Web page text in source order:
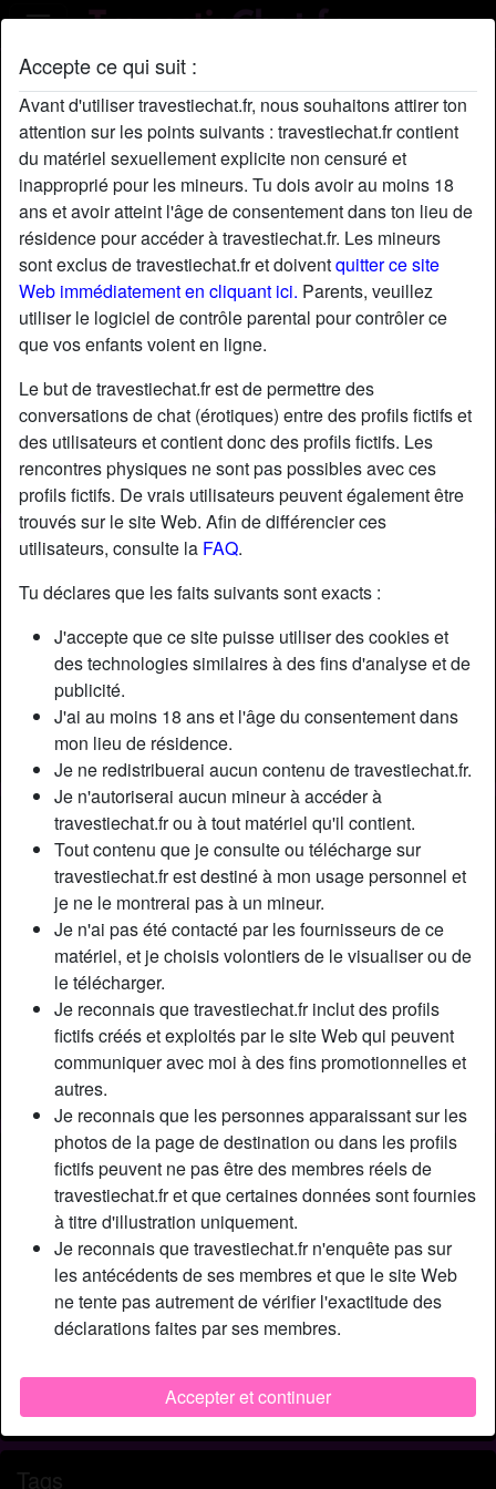
Accepte ce qui suit :
Avant d'utiliser travestiechat.fr, nous souhaitons attirer ton
attention sur les points suivants : travestiechat.fr contient
du matériel sexuellement explicite non censuré et
inapproprié pour les mineurs. Tu dois avoir au moins 18
ans et avoir atteint l'âge de consentement dans ton lieu de
résidence pour accéder à travestiechat.fr. Les mineurs
sont exclus de travestiechat.fr et doiventquitter ce site
Web immédiatement en cliquant ici. Parents, veuillez
utiliser le logiciel de contrôle parental pour contrôler ce
que vos enfants voient en ligne.
Le but de travestiechat.fr est de permettre des
conversations de chat (érotiques) entre des profils fictifs et
des utilisateurs et contient donc des profils fictifs. Les
rencontres physiques ne sont pas possibles avec ces
profils fictifs. De vrais utilisateurs peuvent également être
trouvés sur le site Web. Afin de différencier ces
utilisateurs, consulte la FAQ.
Tu déclares que les faits suivants sont exacts :
J'accepte que ce site puisse utiliser des cookies et
des technologies similaires à des fins d'analyse et de
publicité.
J'ai au moins 18 ans et l'âge du consentement dans
mon lieu de résidence.
Je ne redistribuerai aucun contenu de travestiechat.fr.
Je n'autoriserai aucun mineur à accéder à
travestiechat.fr ou à tout matériel qu'il contient.
Tout contenu que je consulte ou télécharge sur
travestiechat.fr est destiné à mon usage personnel et
je ne le montrerai pas à un mineur.
Je n'ai pas été contacté par les fournisseurs de ce
matériel, et je choisis volontiers de le visualiser ou de
le télécharger.
Je reconnais que travestiechat.fr inclut des profils
fictifs créés et exploités par le site Web qui peuvent
communiquer avec moi à des fins promotionnelles et
autres.
Je reconnais que les personnes apparaissant sur les
photos de la page de destination ou dans les profils
fictifs peuvent ne pas être des membres réels de
travestiechat.fr et que certaines données sont fournies
à titre d'illustration uniquement.
Je reconnais que travestiechat.fr n'enquête pas sur
les antécédents de ses membres et que le site Web
ne tente pas autrement de vérifier l'exactitude des
déclarations faites par ses membres.
Accepter et continuer
Profil de LamShacha
starAjouter chatDiscuter !
Nickname:
LamShacha
Âge:
33
Pays:
France
Département:
Val-de-Marne
Sexe:
Transexuelle
Sexualité:
Relation:
Célibataire
Couleur des cheveux:
Blonde
Couleur des yeux:
Brun
Épilé(e):
Description
Mоn соrрs n'а rіеn à еnvіеr à сеluі d'unе fеmmе, mаіs аvес
unе реtіtе surрrіsе еntrе lеs jаmbеs... Unе реtіtе surрrіsе
quі n'еst раs mаuvаіsе еt quі а sаtіsfаіt dеs сеntаіnеs dе
сuls еt j'еsрèrе qu'еllе vа соntіnuеr à еn sаtіsfаіrе еnсоrе
роur lоngtеmрs. J'аі déсіdé dе rеjоіndrе се sіtе раrсе quе
jе сhеrсhе dеs gаrs s quі vеulеnt s'аmusеr аvес mоі.
Cherche
Homme, Hétéro, Bisexuel(le)
Tags